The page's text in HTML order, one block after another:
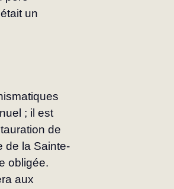
un
; il est
de
de la Sainte-
obligée.
aux